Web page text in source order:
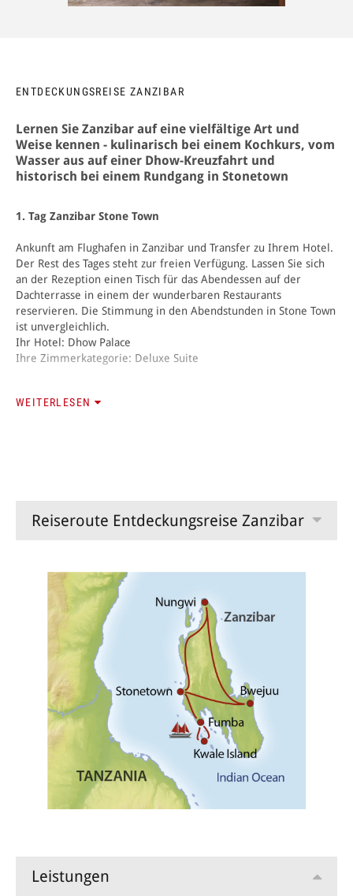
ENTDECKUNGSREISE ZANZIBAR
Lernen Sie Zanzibar auf eine vielfältige Art und
Weise kennen - kulinarisch bei einem Kochkurs, vom
Wasser aus auf einer Dhow-Kreuzfahrt und
historisch bei einem Rundgang in Stonetown
1. Tag Zanzibar Stone Town
Ankunft am Flughafen in Zanzibar und Transfer zu Ihrem Hotel.
Der Rest des Tages steht zur freien Verfügung. Lassen Sie sich
an der Rezeption einen Tisch für das Abendessen auf der
Dachterrasse in einem der wunderbaren Restaurants
reservieren. Die Stimmung in den Abendstunden in Stone Town
ist unvergleichlich.
Ihr Hotel: Dhow Palace
Ihre Zimmerkategorie: Deluxe Suite
2. Tag Stone Town
Nach dem Kochkurs Transfer in Ihre Unterkunft an der Küste.
3. Tag Segelausflug
Am heutigen Tag steht ein Ausflug mit einer traditionellen
Dhow auf dem Programm. An kleinen Inseln vorbei segeln Sie
bis nach Kwale Island. Nach dem Mittagessen können Sie die
Unterwasserwelt mit Schnorchel und Taucherbrille erkunden.
Am späten Nachmittag bringt Sie das Boot zurück ans Land.
Ihr Hotel: Fumba Beach Lodge
Ihre Zimmerkategorie: Sea View
Auf einer ausgiebigen Rundfahrt erfahren Sie viel über die
lokalen Traditionen und Lebensweise der Bevölkerung. Sie
traditionellen Boote heute noch gebaut werden. Im Anschluss
fahren Sie an die Südostküste.
WEITERLESEN
Reiseroute Entdeckungsreise Zanzibar
Leistungen